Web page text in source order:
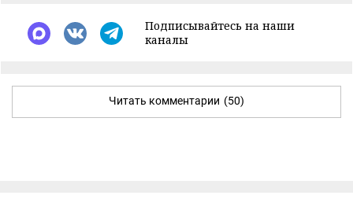
Подписывайтесь на наши
каналы
Читать комментарии (50)